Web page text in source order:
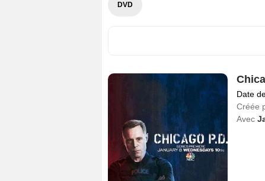
DVD
Date
Créée
Avec